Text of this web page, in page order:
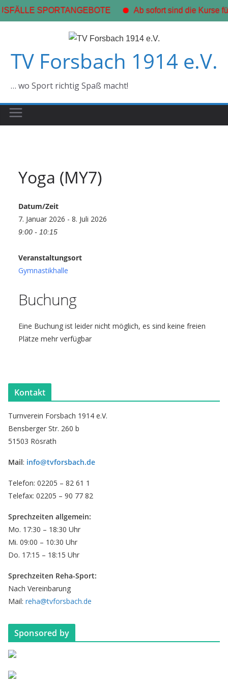
SPORTANGEBOTE Ab sofort sind die Kurse
springen
TV Forsbach 1914 e.V.
… wo Sport richtig Spaß macht!
Yoga (MY7)
Datum/Zeit
7. Januar 2026 - 8. Juli 2026
9:00 - 10:15
Veranstaltungsort
Gymnastikhalle
Buchung
Eine Buchung ist leider nicht möglich, es sind keine freien
Plätze mehr verfügbar
Kontakt
Turnverein Forsbach 1914 e.V.
Bensberger Str. 260 b
51503 Rösrath
Mail: info@tvforsbach.de
Telefon: 02205 – 82 61 1
Telefax: 02205 – 90 77 82
Sprechzeiten allgemein:
Mo. 17:30 – 18:30 Uhr
Mi. 09:00 – 10:30 Uhr
Do. 17:15 – 18:15 Uhr
Sprechzeiten Reha-Sport:
Nach Vereinbarung
Mail: reha@tvforsbach.de
Sponsored by